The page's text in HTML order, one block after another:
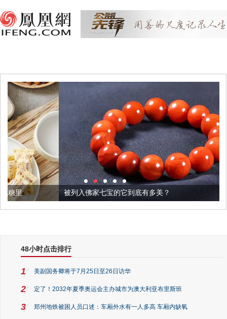
被列入佛家七宝的它到底有多美？
48小时点击排行
1 美副国务卿将于7月25日至26日访华
2 定了！2032年夏季奥运会主办城市为澳大利亚布里斯班
3 郑州地铁被困人员口述：车厢外水有一人多高 车厢内缺氧